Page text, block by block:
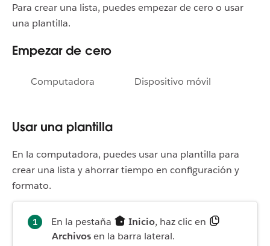
Para crear una lista, puedes empezar de cero o usar
una plantilla.
Empezar de cero
Computadora Dispositivo móvil
Usar una plantilla
En la computadora, puedes usar una plantilla para
crear una lista y ahorrar tiempo en configuración y
formato.
En la pestaña Inicio, haz clic en
Archivosen la barra lateral.